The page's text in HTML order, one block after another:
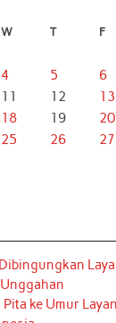
W T F
4 5 6
11 12 13
18 19 20
25 26 27
ke Umur